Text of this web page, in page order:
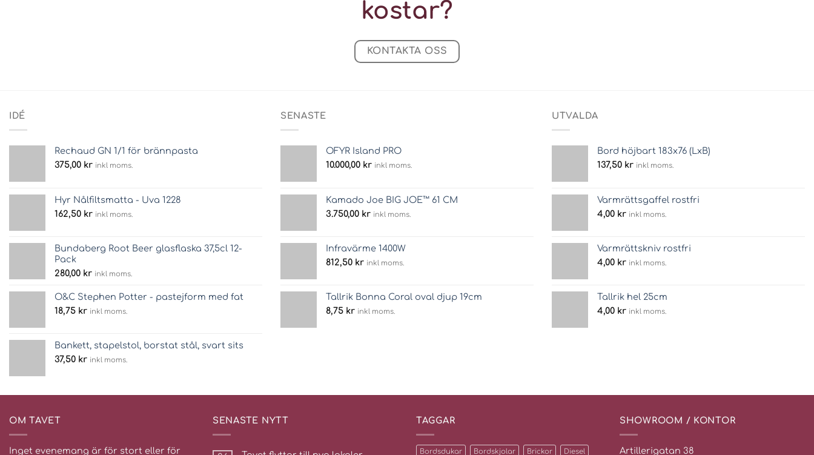
kostar?
KONTAKTA OSS
IDÉ
Rechaud GN 1/1 för brännpasta
375,00 kr inkl moms.
Hyr Nålfiltsmatta - Uva 1228
162,50 kr inkl moms.
Bundaberg Root Beer glasflaska 37,5cl 12-
Pack
280,00 kr inkl moms.
O&C Stephen Potter - pastejform med fat
18,75 kr inkl moms.
Bankett, stapelstol, borstat stål, svart sits
37,50 kr inkl moms.
SENASTE
OFYR Island PRO
10.000,00 kr inkl moms.
Kamado Joe BIG JOE™ 61 CM
3.750,00 kr inkl moms.
Infravärme 1400W
812,50 kr inkl moms.
Tallrik Bonna Coral oval djup 19cm
8,75 kr inkl moms.
UTVALDA
Bord höjbart 183x76 (LxB)
137,50 kr inkl moms.
Varmrättsgaffel rostfri
4,00 kr inkl moms.
Varmrättskniv rostfri
4,00 kr inkl moms.
Tallrik hel 25cm
4,00 kr inkl moms.
OM TAVET
Inget evenemang är för stort eller för
SENASTE NYTT TAGGAR
Bordsdukar Bordskjolar Brickor Diesel
SHOWROOM / KONTOR
Artillerigatan 38